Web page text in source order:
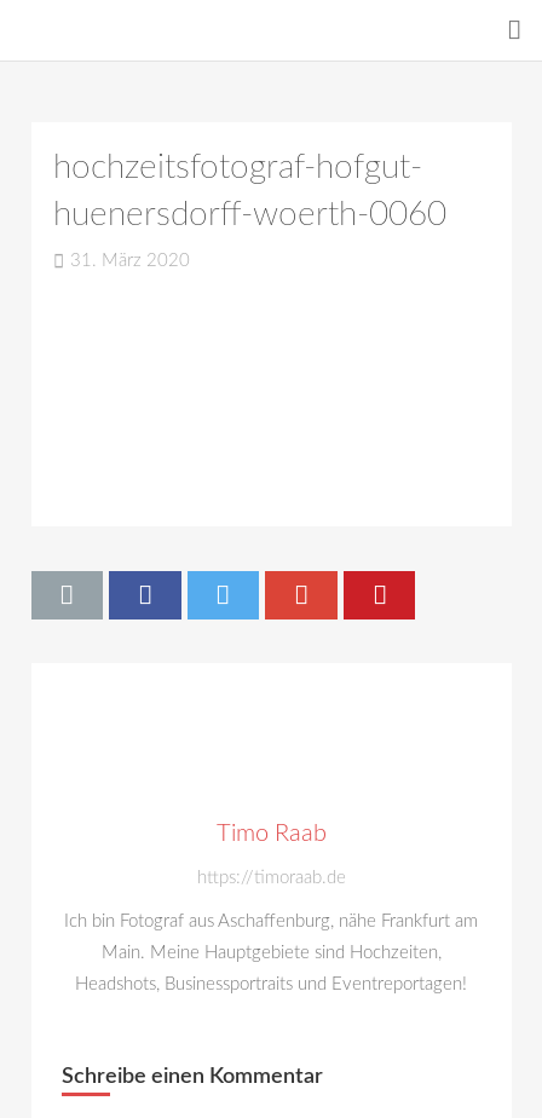
hochzeitsfotograf-hofgut-
huenersdorff-woerth-0060
31. März 2020
Timo Raab
https://timoraab.de
Ich bin Fotograf aus Aschaffenburg, nähe Frankfurt am
Main. Meine Hauptgebiete sind Hochzeiten,
Headshots, Businessportraits und Eventreportagen!
Schreibe einen Kommentar